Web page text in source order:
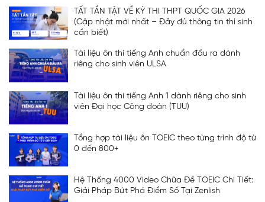
TẤT TẦN TẬT VỀ KỲ THI THPT QUỐC GIA 2026
(Cập nhật mới nhất – Đầy đủ thông tin thí sinh
cần biết)
Tài liệu ôn thi tiếng Anh chuẩn đầu ra dành
riêng cho sinh viên ULSA
Tài liệu ôn thi tiếng Anh 1 dành riêng cho sinh
viên Đại học Công đoàn (TUU)
Tổng hợp tài liệu ôn TOEIC theo từng trình độ từ
0 đến 800+
Hệ Thống 4000 Video Chữa Đề TOEIC Chi Tiết:
Giải Pháp Bứt Phá Điểm Số Tại Zenlish